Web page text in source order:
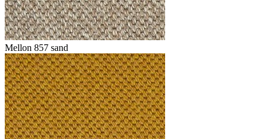
Mellon 857 sand